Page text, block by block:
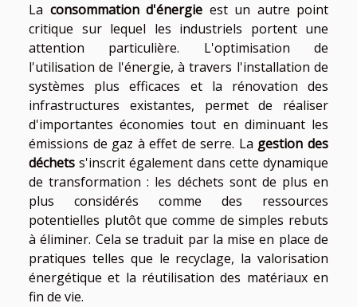
La consommation d'énergie est un autre point
critique sur lequel les industriels portent une
attention particulière. L'optimisation de
l'utilisation de l'énergie, à travers l'installation de
systèmes plus efficaces et la rénovation des
infrastructures existantes, permet de réaliser
d'importantes économies tout en diminuant les
émissions de gaz à effet de serre. La gestion des
déchets s'inscrit également dans cette dynamique
de transformation : les déchets sont de plus en
plus considérés comme des ressources
potentielles plutôt que comme de simples rebuts
à éliminer. Cela se traduit par la mise en place de
pratiques telles que le recyclage, la valorisation
énergétique et la réutilisation des matériaux en
fin de vie.